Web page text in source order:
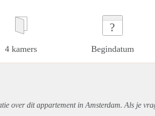
4 kamers
?
Begindatum
over ditappartementin Amsterdam. Als je